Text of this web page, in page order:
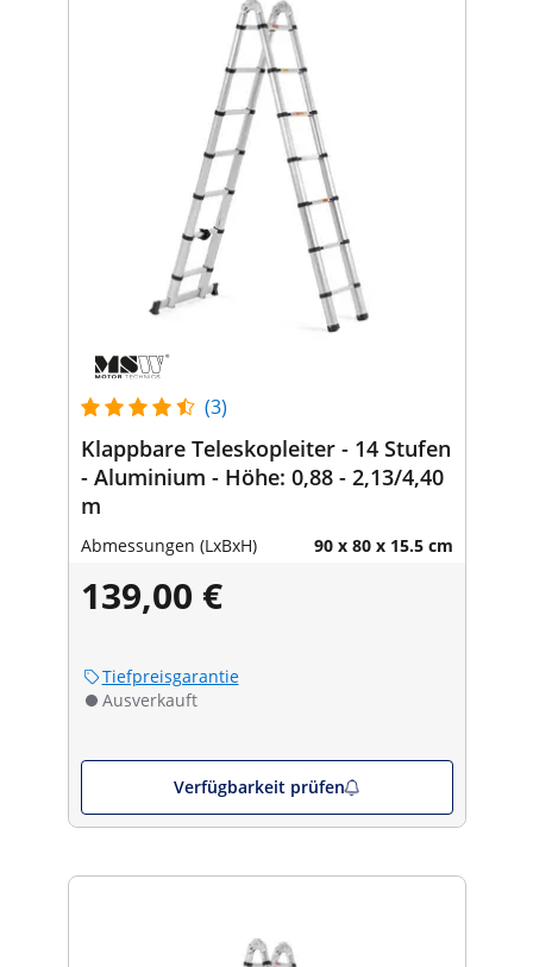
(3)
Klappbare Teleskopleiter - 14 Stufen
- Aluminium - Höhe: 0,88 - 2,13/4,40
m
Abmessungen (LxBxH) 90 x 80 x 15.5 cm
139,00 €
Tiefpreisgarantie
Ausverkauft
Verfügbarkeit prüfen